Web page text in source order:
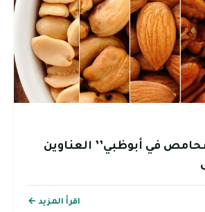
في أبوظبي’’ العناوين
اقرأ المزيد ←